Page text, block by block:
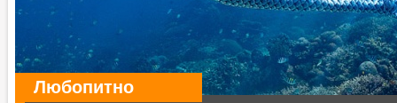
Любопитно